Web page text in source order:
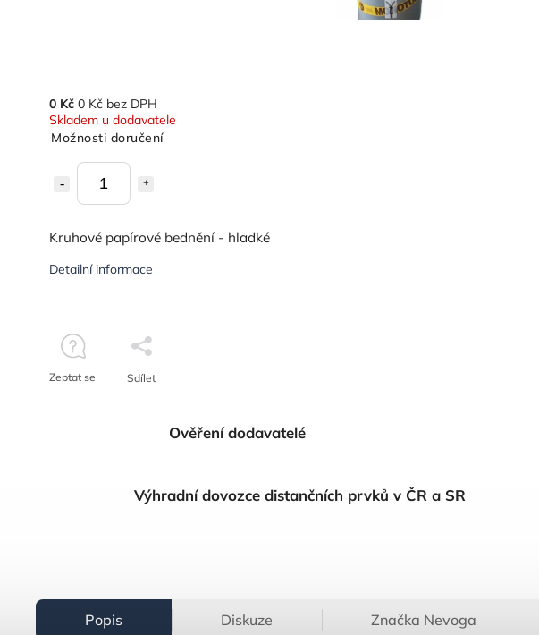
0 Kč 0 Kč bez DPH
Skladem u dodavatele
Možnosti doručení
Kruhové papírové bednění - hladké
Detailní informace
Zeptat se Sdílet
Ověření dodavatelé
Výhradní dovozce distančních prvků v ČR a SR
Popis Diskuze Značka Nevoga